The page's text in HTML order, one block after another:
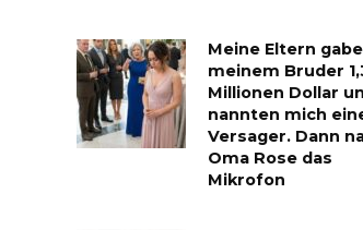
Meine Eltern
meinem Bruder
Millionen Dollar
nannten mich
Versager. Dann
Oma Rose das
Mikrofon